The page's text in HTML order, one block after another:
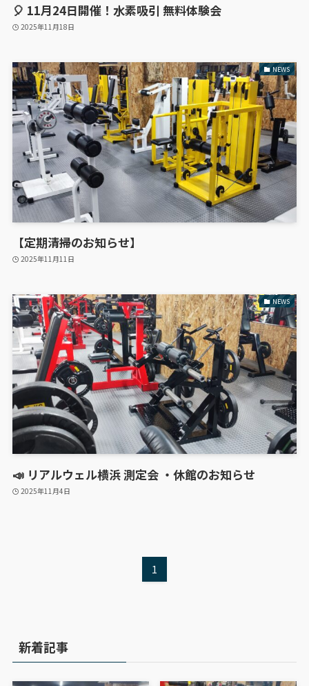
🎈 11月24日開催！水素吸引 無料体験会
2025年11月18日
NEWS
【定期清掃のお知らせ】
2025年11月11日
NEWS
📣 リアルウェル横浜 測定会 ・休館のお知らせ
2025年11月4日
1
新着記事